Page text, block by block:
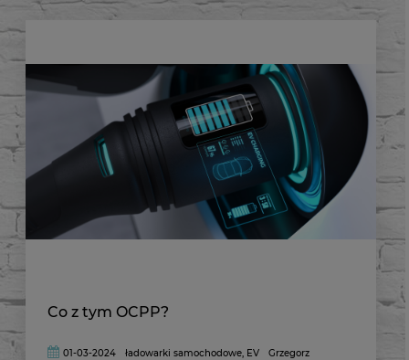
Co z tym OCPP?
01-03-2024 ładowarki samochodowe, EV Grzegorz